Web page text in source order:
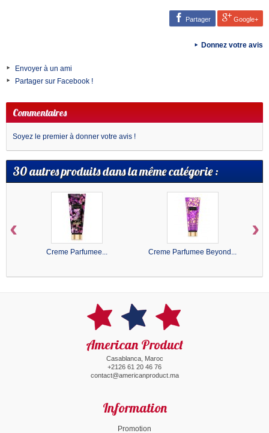
Partager Google+
Donnez votre avis
Envoyer à un ami
Partager sur Facebook !
Commentaires
Soyez le premier à donner votre avis !
30 autres produits dans la même catégorie :
Creme Parfumee... Creme Parfumee Beyond...
‹ ›
American Product
Casablanca, Maroc
+2126 61 20 46 76
contact@americanproduct.ma
Information
Promotion